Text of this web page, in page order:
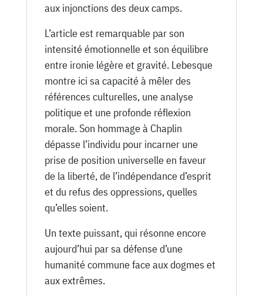
aux injonctions des deux camps.
L’article est remarquable par son
intensité émotionnelle et son équilibre
entre ironie légère et gravité. Lebesque
montre ici sa capacité à mêler des
références culturelles, une analyse
politique et une profonde réflexion
morale. Son hommage à Chaplin
dépasse l’individu pour incarner une
prise de position universelle en faveur
de la liberté, de l’indépendance d’esprit
et du refus des oppressions, quelles
qu’elles soient.
Un texte puissant, qui résonne encore
aujourd’hui par sa défense d’une
humanité commune face aux dogmes et
aux extrêmes.